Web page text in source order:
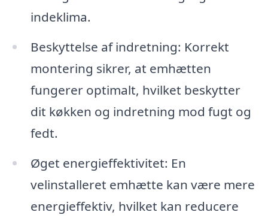
indeklima.
Beskyttelse af indretning: Korrekt
montering sikrer, at emhætten
fungerer optimalt, hvilket beskytter
dit køkken og indretning mod fugt og
fedt.
Øget energieffektivitet: En
velinstalleret emhætte kan være mere
energieffektiv, hvilket kan reducere